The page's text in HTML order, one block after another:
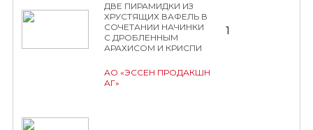
ДВЕ ПИРАМИДКИ ИЗ
ХРУСТЯЩИХ ВАФЕЛЬ В
СОЧЕТАНИИ НАЧИНКИ
С ДРОБЛЕННЫМ
АРАХИСОМ И КРИСПИ
АО «ЭССЕН ПРОДАКШН
АГ»
1